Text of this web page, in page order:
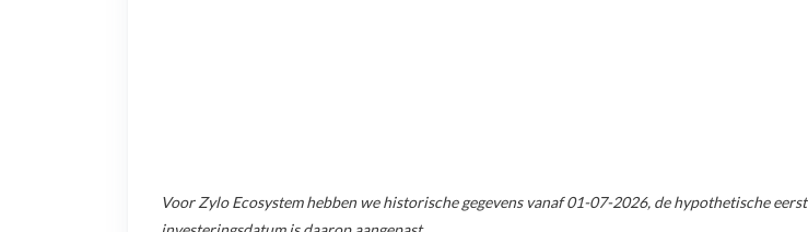
VoorZylo Ecosystemhebben we historische gegevens vanaf01-07-2026, de hypothetische eerst